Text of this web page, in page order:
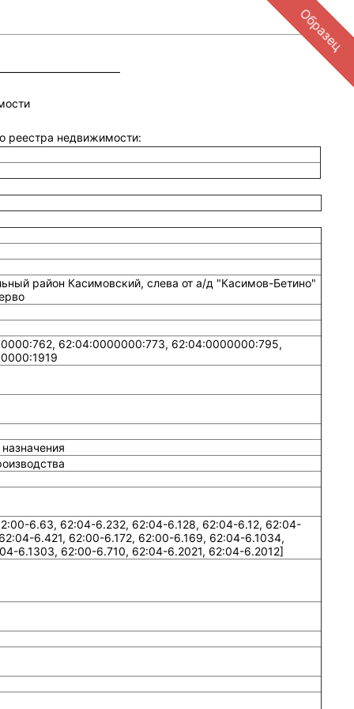
реестра недвижимости:
район Касимовский, слева от а/д "Касимов-Бетино"
62:04:0000000:773, 62:04:0000000:795,
6.63, 62:04-6.232, 62:04-6.128, 62:04-6.12, 62:04-
6.421, 62:00-6.172, 62:00-6.169, 62:04-6.1034,
6.1303, 62:00-6.710, 62:04-6.2021, 62:04-6.2012]
Образец